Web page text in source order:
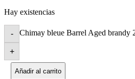
Hay existencias
- Chimay bleue Barrel Aged brandy
+
Añadir al carrito